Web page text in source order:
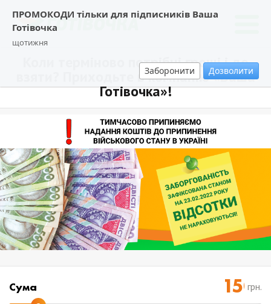
ПРОМОКОДИ тільки для підписників Ваша
Готівочка
щотижня
Заборонити Дозволити
Коли терміново потрібні гроші і де
взяти? Приходьте в компанію «Ваша
Готівочка»!
Cума грн.